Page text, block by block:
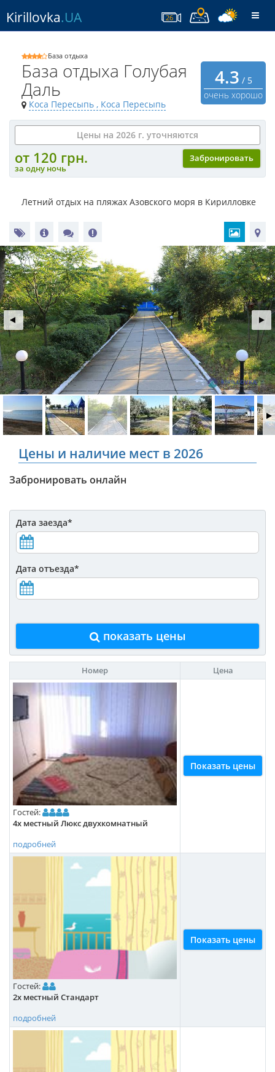
Kirillovka.UA 26
4.3 / 5
очень хорошо
База отдыха
База отдыха Голубая
Даль
Коса Пересыпь , Коса Пересыпь
Цены на 2026 г. уточняются
Забронировать
от 120 грн.
за одну ночь
Летний отдых на пляжах Азовского моря в Кирилловке
Цены и наличие мест в 2026
Забронировать онлайн
Дата заезда*
Дата отъезда*
показать цены
Номер Цена
Гостей:
4х местный Люкс двухкомнатный
подробней
Показать цены
Гостей:
2х местный Стандарт
подробней
Показать цены